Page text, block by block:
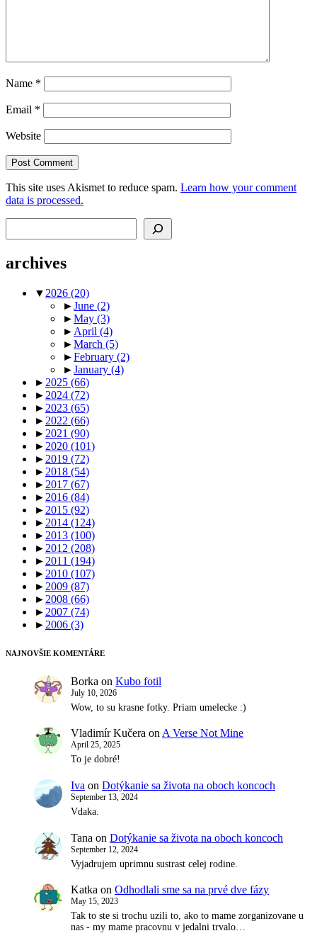
Name *
Email *
Website
This site uses Akismet to reduce spam. Learn how your comment
data is processed.
archives
▼ 2026 (20)
►June (2)
►May (3)
► April (4)
►March (5)
►February (2)
►January (4)
► 2025 (66)
► 2024 (72)
► 2023 (65)
► 2022 (66)
► 2021 (90)
► 2020 (101)
► 2019 (72)
► 2018 (54)
► 2017 (67)
► 2016 (84)
► 2015 (92)
► 2014 (124)
► 2013 (100)
► 2012 (208)
► 2011 (194)
► 2010 (107)
► 2009 (87)
► 2008 (66)
► 2007 (74)
► 2006 (3)
NAJNOVŠIE KOMENTÁRE
Borka on Kubo fotil
July 10, 2026
Wow, to su krasne fotky. Priam umelecke :)
Vladimír Kučera on A Verse Not Mine
April 25, 2025
To je dobré!
Iva on Dotýkanie sa života na oboch koncoch
September 13, 2024
Vdaka.
Tana on Dotýkanie sa života na oboch koncoch
September 12, 2024
Vyjadrujem uprimnu sustrast celej rodine.
Katka on Odhodlali sme sa na prvé dve fázy
May 15, 2023
Tak to ste si trochu uzili to, ako to mame zorganizovane u
nas - my mame pracovnu v jedalni trvalo…